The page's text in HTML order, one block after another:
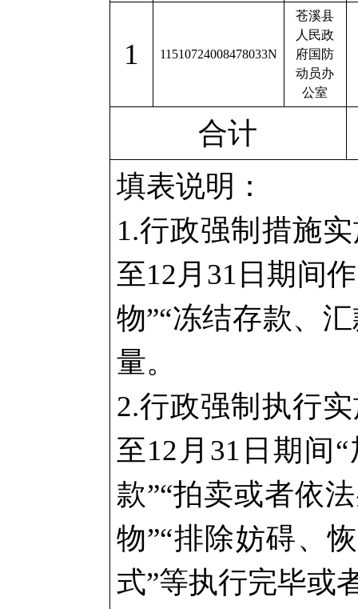
1 11510724008478033N
苍溪县
人民政
府国防
动员办
公室
合计
填表说明：
1.行政强制措施
至12月31日期间
物”“冻结存款、
量。
2.行政强制执行
至12月31日期间
款”“拍卖或者依
物”“排除妨碍、
式”等执行完毕或